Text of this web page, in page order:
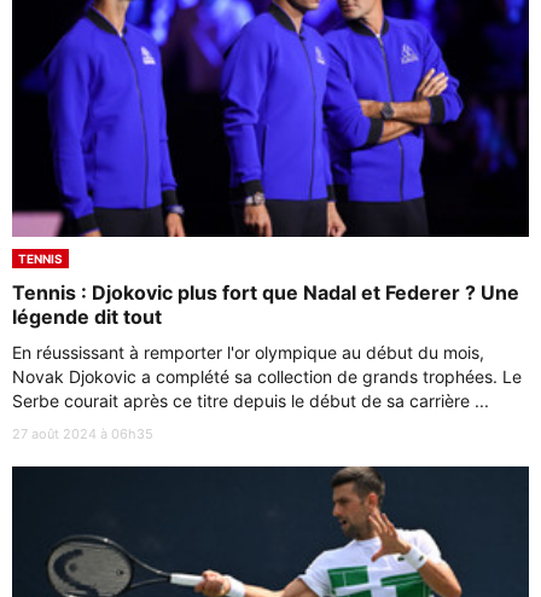
TENNIS
Tennis : Djokovic plus fort que Nadal et Federer ? Une
légende dit tout
En réussissant à remporter l'or olympique au début du mois,
Novak Djokovic a complété sa collection de grands trophées. Le
Serbe courait après ce titre depuis le début de sa carrière ...
27 août 2024 à 06h35